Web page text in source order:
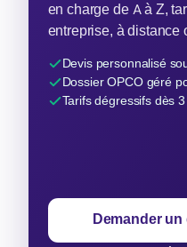
en charge de A à Z,
entreprise, à distance
Devis personnalisé
Dossier OPCO géré
Tarifs dégressifs dès
Demander